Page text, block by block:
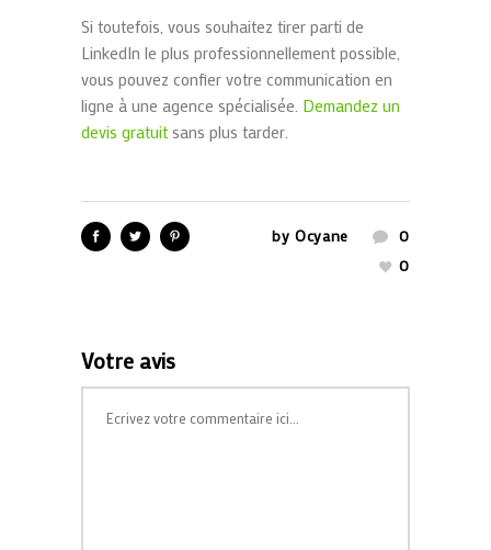
Si toutefois, vous souhaitez tirer parti de
LinkedIn le plus professionnellement possible,
vous pouvez confier votre communication en
ligne à une agence spécialisée. Demandez un
devis gratuit sans plus tarder.
by Ocyane
0
0
Votre avis